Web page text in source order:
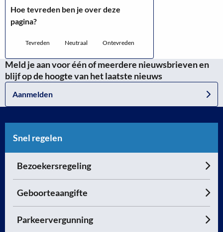
Hoe tevreden ben je over deze
pagina?
Tevreden Neutraal Ontevreden
Meld je aan voor één of meerdere nieuwsbrieven en
blijf op de hoogte van het laatste nieuws
Aanmelden
Snel regelen
Bezoekersregeling
Geboorteaangifte
Parkeervergunning